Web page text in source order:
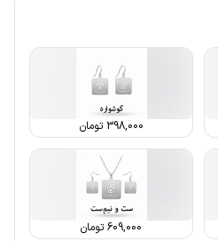
398,000 تومان
609,000تومان